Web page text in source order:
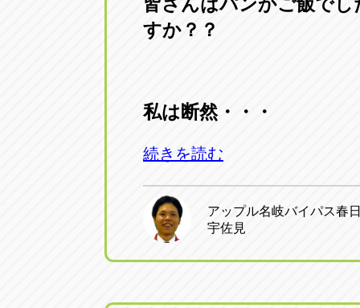
すか？？
私は断然・・・
続きを読む
アップル名岐バイパス春
宇佐見